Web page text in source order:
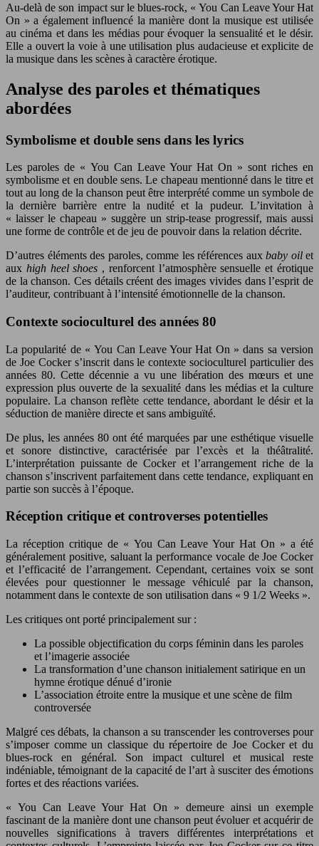
Au-delà de son impact sur le blues-rock, « You Can Leave Your Hat
On » a également influencé la manière dont la musique est utilisée
au cinéma et dans les médias pour évoquer la sensualité et le désir.
Elle a ouvert la voie à une utilisation plus audacieuse et explicite de
la musique dans les scènes à caractère érotique.
Analyse des paroles et thématiques
abordées
Symbolisme et double sens dans les lyrics
Les paroles de « You Can Leave Your Hat On » sont riches en
symbolisme et en double sens. Le chapeau mentionné dans le titre et
tout au long de la chanson peut être interprété comme un symbole de
la dernière barrière entre la nudité et la pudeur. L’invitation à
« laisser le chapeau » suggère un strip-tease progressif, mais aussi
une forme de contrôle et de jeu de pouvoir dans la relation décrite.
D’autres éléments des paroles, comme les références aux baby oil et
aux high heel shoes , renforcent l’atmosphère sensuelle et érotique
de la chanson. Ces détails créent des images vivides dans l’esprit de
l’auditeur, contribuant à l’intensité émotionnelle de la chanson.
Contexte socioculturel des années 80
La popularité de « You Can Leave Your Hat On » dans sa version
de Joe Cocker s’inscrit dans le contexte socioculturel particulier des
années 80. Cette décennie a vu une libération des mœurs et une
expression plus ouverte de la sexualité dans les médias et la culture
populaire. La chanson reflète cette tendance, abordant le désir et la
séduction de manière directe et sans ambiguïté.
De plus, les années 80 ont été marquées par une esthétique visuelle
et sonore distinctive, caractérisée par l’excès et la théâtralité.
L’interprétation puissante de Cocker et l’arrangement riche de la
chanson s’inscrivent parfaitement dans cette tendance, expliquant en
partie son succès à l’époque.
Réception critique et controverses potentielles
La réception critique de « You Can Leave Your Hat On » a été
généralement positive, saluant la performance vocale de Joe Cocker
et l’efficacité de l’arrangement. Cependant, certaines voix se sont
élevées pour questionner le message véhiculé par la chanson,
notamment dans le contexte de son utilisation dans « 9 1/2 Weeks ».
Les critiques ont porté principalement sur :
La possible objectification du corps féminin dans les paroles
et l’imagerie associée
La transformation d’une chanson initialement satirique en un
hymne érotique dénué d’ironie
L’association étroite entre la musique et une scène de film
controversée
Malgré ces débats, la chanson a su transcender les controverses pour
s’imposer comme un classique du répertoire de Joe Cocker et du
blues-rock en général. Son impact culturel et musical reste
indéniable, témoignant de la capacité de l’art à susciter des émotions
fortes et des réactions variées.
« You Can Leave Your Hat On » demeure ainsi un exemple
fascinant de la manière dont une chanson peut évoluer et acquérir de
nouvelles significations à travers différentes interprétations et